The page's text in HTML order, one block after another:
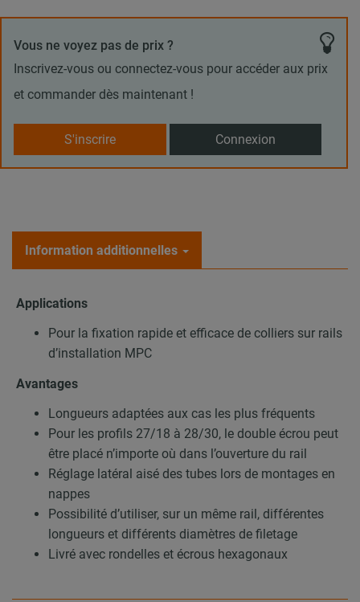
Vous ne voyez pas de prix ?
Inscrivez-vous ou connectez-vous pour accéder aux prix
et commander dès maintenant !
S'inscrire Connexion
Information additionnelles
Applications
Pour la fixation rapide et efficace de colliers sur rails
d’installation MPC
Avantages
Longueurs adaptées aux cas les plus fréquents
Pour les profils 27/18 à 28/30, le double écrou peut
être placé n’importe où dans l’ouverture du rail
Réglage latéral aisé des tubes lors de montages en
nappes
Possibilité d’utiliser, sur un même rail, différentes
longueurs et différents diamètres de filetage
Livré avec rondelles et écrous hexagonaux